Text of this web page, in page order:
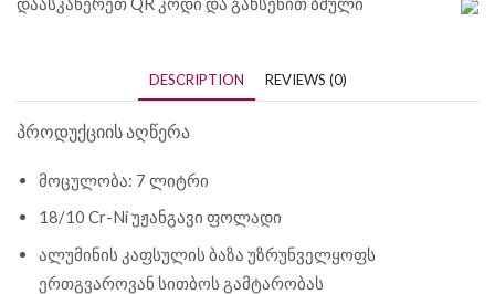
DESCRIPTION REVIEWS (0)
პროდუქციის აღწერა
მოცულობა: 7 ლიტრი
18/10 Cr-Ni უჟანგავი ფოლადი
ალუმინის კაფსულის ბაზა უზრუნველყოფს
ერთგვაროვან სითბოს გამტარობას